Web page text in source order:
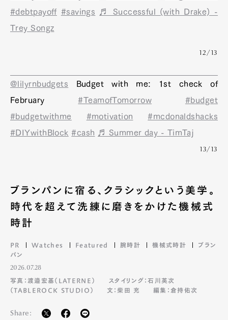
#debtpayoff #savings
♬ Successful (with Drake) -
Trey Songz
12/13
@lilyrnbudgets Budget with me: 1st check of
February#TeamofTomorrow
#budget
#budgetwithme
#motivation
#mcdonaldshacks
#DIYwithBlock #cash ♬ Summer day - TimTaj
13/13
ブランパンに宿る、クラシックという美学。
時代を超えて洗練に磨きをかけた機械式
時計
PR Watches Featured 腕時計 機械式時計
ブラン
パン
2026.07.28
写真：渡邉宏基（LATERNE）
スタイリング：石川英次
（TABLEROCK STUDIO）
文：柴田 充 編集：倉持佑次
Share: